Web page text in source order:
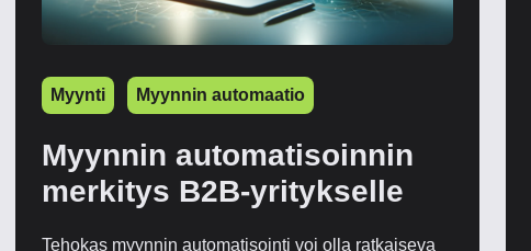
Myynti Myynnin automaatio
Myynnin automatisoinnin
merkitys B2B-yritykselle
Tehokas myynnin automatisointi voi olla ratkaiseva